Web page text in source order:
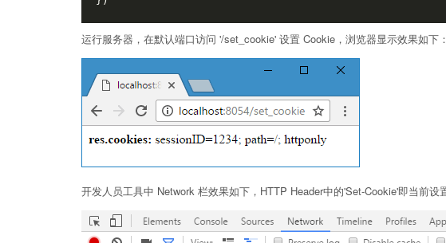
运行服务器，在默认端口访问 '/set_cookie' 设置 Cookie，浏览器显示效果如下：
开发人员工具中 Network 栏效果如下，HTTP Header中的'Set-Cookie'即当前设